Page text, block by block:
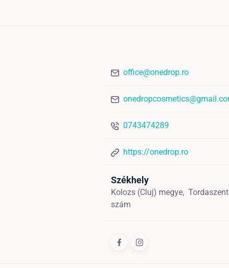
office@onedrop.ro
0743474289
https://onedrop.ro
Székhely
Kolozs (Cluj) megye,
szám